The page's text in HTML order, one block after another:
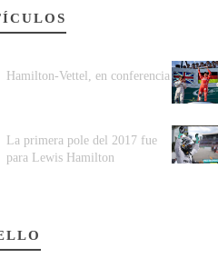
Hamilton-Vettel, en conferencia
La primera pole del 2017 fue
para Lewis Hamilton